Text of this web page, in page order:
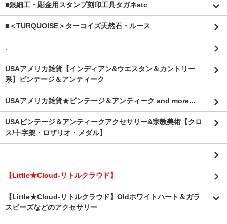
■銀細工・彫金用スタンプ刻印工具タガネetc
■＜TURQUOISE＞ターコイズ天然石・ルース
.
USAアメリカ雑貨【インディアン&ウエスタン＆カントリー
系】ビンテージ＆アンティーク
USAアメリカ雑貨★ビンテージ＆アンティーク and more...
USAビンテージ＆アンティークアクセサリー&宗教美術【クロ
ス/十字架・ロザリオ・メダル】
.
【Little★Cloud-リトルクラウド】
【Little★Cloud-リトルクラウド】Oldホワイトハート＆ガラ
スビーズなどのアクセサリー